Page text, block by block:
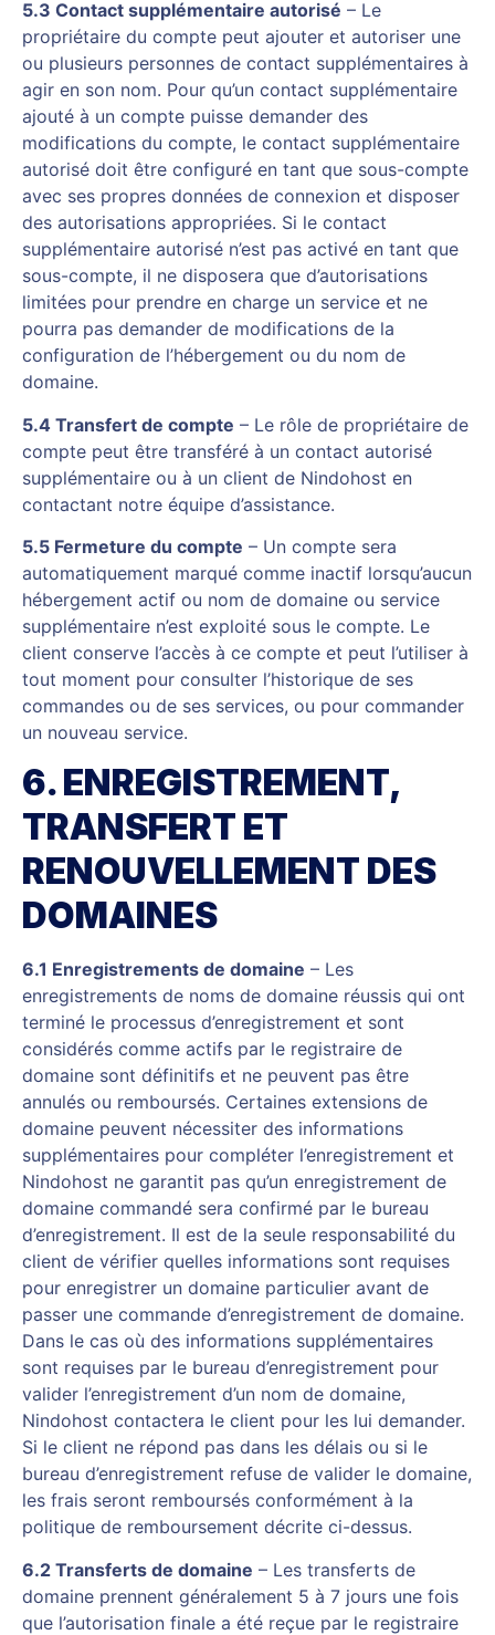
5.3 Contact supplémentaire autorisé – Le
propriétaire du compte peut ajouter et autoriser une
ou plusieurs personnes de contact supplémentaires à
agir en son nom. Pour qu’un contact supplémentaire
ajouté à un compte puisse demander des
modifications du compte, le contact supplémentaire
autorisé doit être configuré en tant que sous-compte
avec ses propres données de connexion et disposer
des autorisations appropriées. Si le contact
supplémentaire autorisé n’est pas activé en tant que
sous-compte, il ne disposera que d’autorisations
limitées pour prendre en charge un service et ne
pourra pas demander de modifications de la
configuration de l’hébergement ou du nom de
domaine.
5.4 Transfert de compte – Le rôle de propriétaire de
compte peut être transféré à un contact autorisé
supplémentaire ou à un client de Nindohost en
contactant notre équipe d’assistance.
5.5 Fermeture du compte – Un compte sera
automatiquement marqué comme inactif lorsqu’aucun
hébergement actif ou nom de domaine ou service
supplémentaire n’est exploité sous le compte. Le
client conserve l’accès à ce compte et peut l’utiliser à
tout moment pour consulter l’historique de ses
commandes ou de ses services, ou pour commander
un nouveau service.
6. ENREGISTREMENT,
TRANSFERT ET
RENOUVELLEMENT DES
DOMAINES
6.1 Enregistrements de domaine – Les
enregistrements de noms de domaine réussis qui ont
terminé le processus d’enregistrement et sont
considérés comme actifs par le registraire de
domaine sont définitifs et ne peuvent pas être
annulés ou remboursés. Certaines extensions de
domaine peuvent nécessiter des informations
supplémentaires pour compléter l’enregistrement et
Nindohost ne garantit pas qu’un enregistrement de
domaine commandé sera confirmé par le bureau
d’enregistrement. Il est de la seule responsabilité du
client de vérifier quelles informations sont requises
pour enregistrer un domaine particulier avant de
passer une commande d’enregistrement de domaine.
Dans le cas où des informations supplémentaires
sont requises par le bureau d’enregistrement pour
valider l’enregistrement d’un nom de domaine,
Nindohost contactera le client pour les lui demander.
Si le client ne répond pas dans les délais ou si le
bureau d’enregistrement refuse de valider le domaine,
les frais seront remboursés conformément à la
politique de remboursement décrite ci-dessus.
6.2 Transferts de domaine – Les transferts de
domaine prennent généralement 5 à 7 jours une fois
que l’autorisation finale a été reçue par le registraire